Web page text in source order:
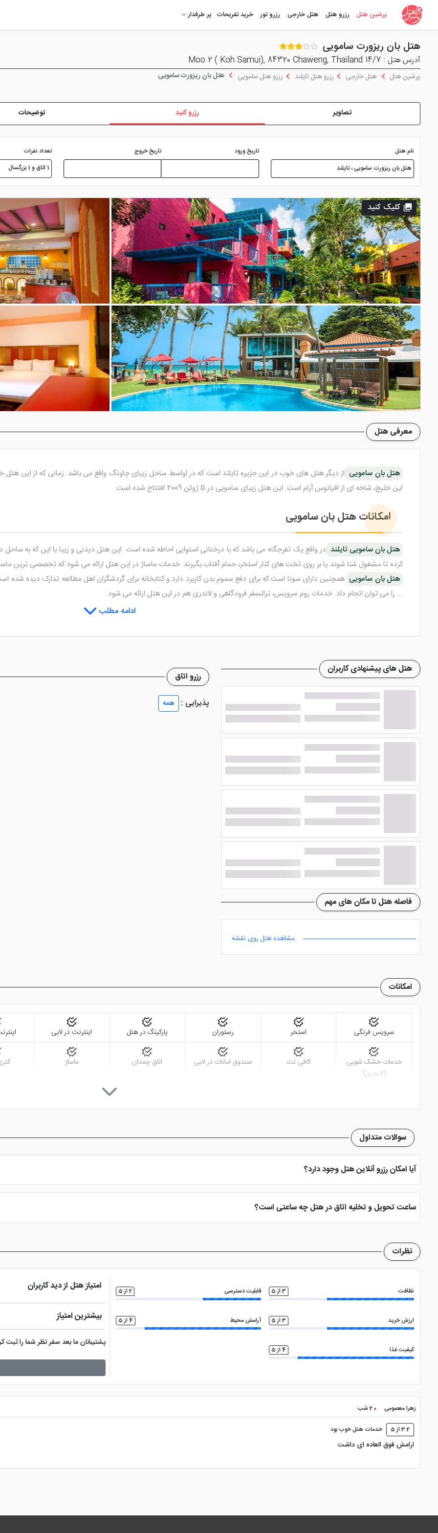
پرشین هتل رزرو هتل هتل خارجی رزرو تور خرید تفریحات پر طرفدار
هتل بان ریزورت سامویی
آدرس هتل : 14/7 Moo 2 ( Koh Samui), 84320 Chaweng, Thailand
پرشین هتل هتل خارجی رزرو هتل تایلند رزرو هتل سامویی هتل بان ریزورت سامویی
تصاویر رزرو کنید توضیحات
نام هتل تاریخ ورود تاریخ خروج
تعداد نفرات
1 اتاق و 1 بزرگسال
کلیک کنید
معرفی هتل
هتل بان سامویی از دیگر هتل های خوب در این جزیره تایلند است که در اواسط ساحل زیبای چاونگ واقع می باشد. زمانی که از این هتل
این خلیج، شاخه ای از اقیانوس آرام است. این هتل زیبای سامویی در 5 ژوئن 2009 افتتاح شده است.
امکانات هتل بان سامویی
هتل بان سامویی تایلند در واقع یک تفرجگاه می باشد که با درختانی استوایی احاطه شده است. این هتل دیدنی و زیبا با این که به ساحل
کرده تا مشغول شنا شوند یا بر روی تخت های کنار استخر، حمام آفتاب بگیرند. خدمات ماساژ در این هتل ارائه می شود که تخصصی ترین
هتل بان سامویی همچنین دارای سونا است که برای دفع سموم بدن کاربرد دارد و کتابخانه برای گردشگران اهل مطالعه تدارک دیده
... را می توان انجام داد. خدمات روم سرویس، ترانسفر فرودگاهی و لاندری هم در این هتل ارائه می شود.
تلویزیون کابلی، امکانات چای و قهوه، حمام اختصاصی، یخچال، مبل های چوبی، سیستم سرمایشی، تخت های نرم و غیره از جمله امکانات و
هتل بان سامویی رستورانی در کنار ساحل دارد که نام آن «مون دنس» است و غذاهای دریایی تازه و غذاهای بین المللی را همراه با
فرودگاه فاصله دارد. استادیوم بوکس تایلند نیز در 500 متری هتل واقع می باشد.
ادامه مطلب
رزرو اتاق
پذیرایی :
همه
هتل های پیشنهادی کاربران
فاصله هتل تا مکان های مهم
مشاهده هتل روی نقشه
امکانات
سرویس فرنگی استخر رستوران پارکینگ در هتل اینترنت در لابی
خدمات خشک شویی
(لاندری)
کافی نت صندوق امانات در لابی اتاق چمدان ماساژ
سوالات متداول
آیا امکان رزرو آنلاین هتل وجود دارد؟
بله، با انتخاب تاریخ ورود و خروج، نوع اتاق و تعداد نفرات می توانید پس از پرداخت در درگاه بانکی، رزرو آنلاین خود را نهایی و واچر هتل را دریافت
ساعت تحویل و تخلیه اتاق در هتل چه ساعتی است؟
ساعت تحویل اتاق ساعت 2 بعد از ظهر و ساعت تخلیه اتاق 12 ظهر می باشد
نظرات
نظافت 3 از 5 قابلیت دسترسی 2 از 5
ارزش خرید 3 از 5 آرامش محیط 4 از 5
کیفیت غذا 4 از 5
امتیاز هتل از دید کاربران
بیشترین امتیاز
پشتیبانان ما بعد سفر نظر شما را
زهرا معصومی 2 شب
3.2 از 5 خدمات هتل خوب بود
ارامش فوق العاده ای داشت